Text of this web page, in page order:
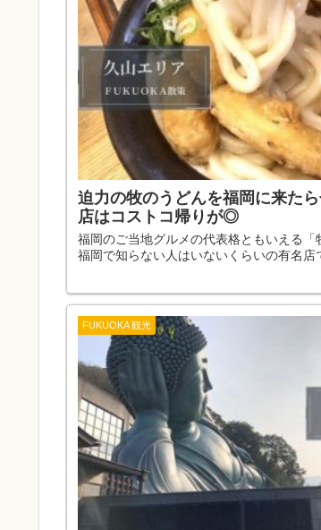
迫力の牧のうどんを福岡に来た
店はコストコ帰りが◎
福岡のご当地グルメの代表格ともいえる「
福岡で知らない人はいないくらいの有名店
FUKUOKA 観光